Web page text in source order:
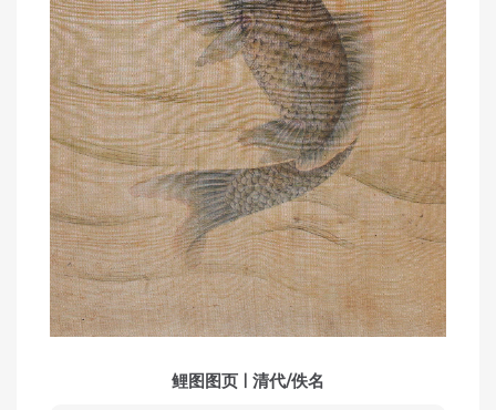
鲤图图页 | 清代/佚名